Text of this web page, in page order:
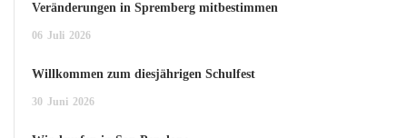
Veränderungen in Spremberg mitbestimmen
06 Juli 2026
Willkommen zum diesjährigen Schulfest
30 Juni 2026